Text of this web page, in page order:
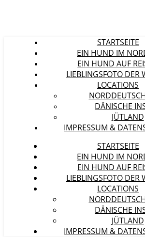
STARTSEITE
EIN HUND IM
EIN HUND AUF
LIEBLINGSFOTO DER
LOCATIONS
DÄNISCHE
JÜTLAND
IMPRESSUM &
STARTSEITE
EIN HUND IM
EIN HUND AUF
LIEBLINGSFOTO DER
LOCATIONS
DÄNISCHE
JÜTLAND
IMPRESSUM &